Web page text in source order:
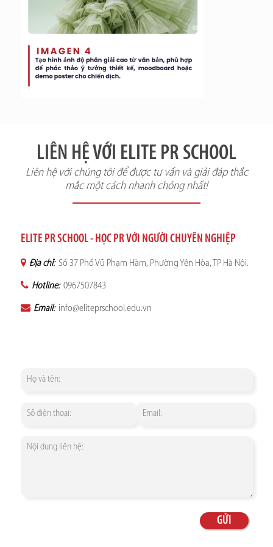
LIÊN HỆ VỚI ELITE PR SCHOOL
Liên hệ với chúng tôi để được tư vấn và giải đáp thắc
mắc một cách nhanh chóng nhất!
ELITE PR SCHOOL - HỌC PR VỚI NGƯỜI CHUYÊN NGHIỆP
Địa chỉ: Số 37 Phố Vũ Phạm Hàm, Phường Yên Hòa, TP Hà Nội.
Hotline: 0967507843
Email: info@eliteprschool.edu.vn